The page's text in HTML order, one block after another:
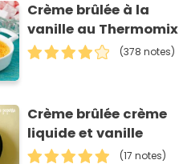
Crème brûlée à la
vanille au Thermomix
(378 notes)
Crème brûlée crème
liquide et vanille
(17 notes)